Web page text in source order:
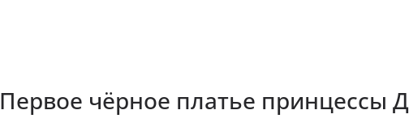
Первое чёрное платье принцессы